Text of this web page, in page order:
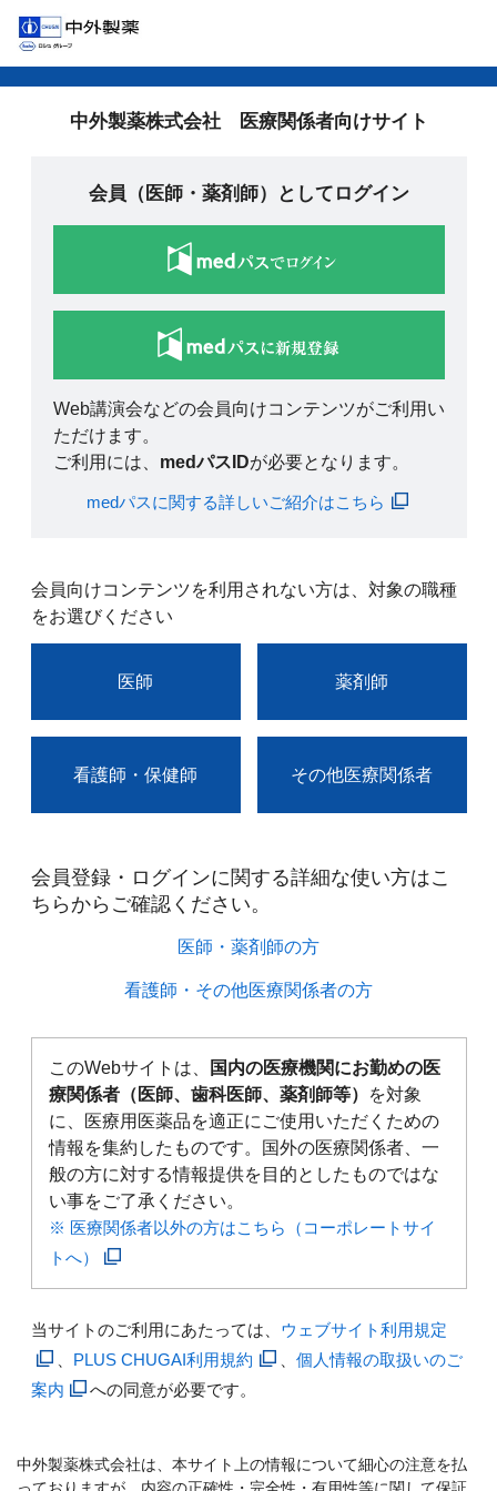
中外製薬株式会社 医療関係者向けサイト
会員（医師・薬剤師）としてログイン
Web講演会などの会員向けコンテンツがご利用い
ただけます。
ご利用には、 medパスIDが必要となります。
medパスに関する詳しいご紹介はこちら
会員向けコンテンツを利用されない方は、対象の職種
をお選びください
医師 薬剤師
看護師・保健師 その他医療関係者
会員登録・ログインに関する詳細な使い方はこ
ちらからご確認ください。​
医師・薬剤師の方​
看護師・その他医療関係者の方​
このWebサイトは、
国内の医療機関にお勤めの医
療関係者（医師、歯科医師、薬剤師等）
を対象
に、医療用医薬品を適正にご使用いただくための
情報を集約したものです。国外の医療関係者、一
般の方に対する情報提供を目的としたものではな
い事をご了承ください。
※ 医療関係者以外の方はこちら（コーポレートサイ
トへ）
当サイトのご利用にあたっては、 ウェブサイト利用規定
PLUS CHUGAI利用規約
個人情報の取扱いのご
案内
への同意が必要です。
中外製薬株式会社は、本サイト上の情報について細心の注意を払
っておりますが、内容の正確性・完全性・有用性等に関して保証